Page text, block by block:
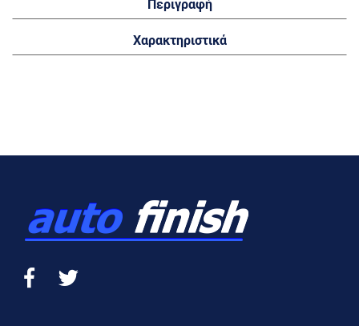
Περιγραφή
Χαρακτηριστικά